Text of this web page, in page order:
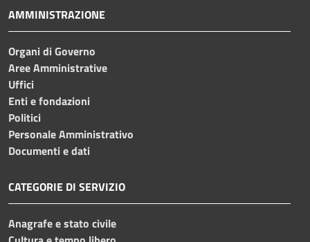
AMMINISTRAZIONE
Organi di Governo
Aree Amministrative
Uffici
Enti e fondazioni
Politici
Personale Amministrativo
Documenti e dati
CATEGORIE DI SERVIZIO
Anagrafe e stato civile